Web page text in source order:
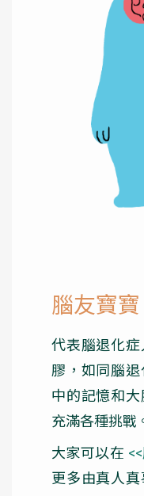
腦友寶寶
代表腦退化
膠，如同腦
中的記憶和
充滿各種挑戰
大家可以在
更多由真人